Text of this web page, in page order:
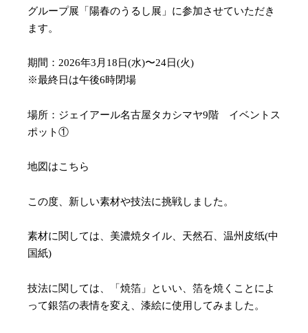
グループ展「陽春のうるし展」に参加させていただき
ます。
期間：2026年3月18日(水)〜24日(火)
※最終日は午後6時閉場
場所：ジェイアール名古屋タカシマヤ9階 イベントス
ポット①
地図はこちら
この度、新しい素材や技法に挑戦しました。
素材に関しては、美濃焼タイル、天然石、温州皮纸(中
国紙)
技法に関しては、「焼箔」といい、箔を焼くことによ
って銀箔の表情を変え、漆絵に使用してみました。